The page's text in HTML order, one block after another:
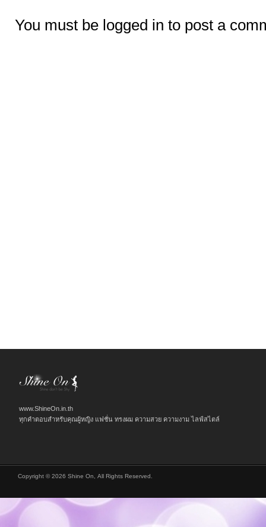
You must be logged in to post a
www.ShineOn.in.th
ทุกคำตอบสำหรับคุณผู้หญิง แฟชั่น ทรงผม ความสวย ความงาม ไลฟ์สไตล์
Copyright © 2026 Shine On, All Rights Reserved.